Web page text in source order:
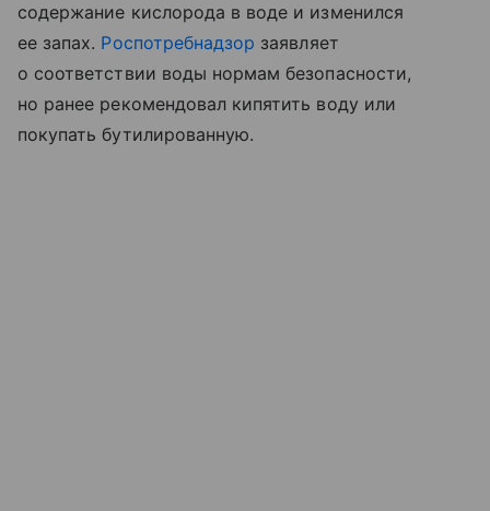
содержание кислорода в воде и изменился
ее запах. Роспотребнадзор заявляет
о соответствии воды нормам безопасности,
но ранее рекомендовал кипятить воду или
покупать бутилированную.